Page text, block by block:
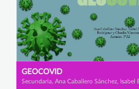
GEOCOVID